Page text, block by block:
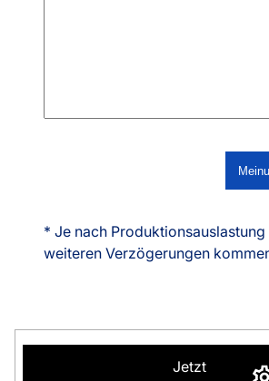
* Je nach Produktionsauslastung
weiteren Verzögerungen
Jetzt